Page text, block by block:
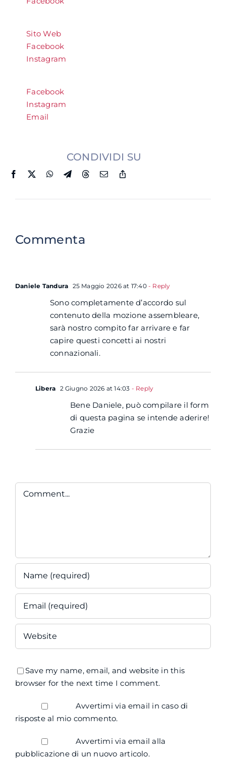
Sito Web
Facebook
Instagram
Facebook
Instagram
Email
CONDIVIDI SU
Commenta
Daniele Tandura 25 Maggio 2026 at 17:40- Reply
Sono completamente d’accordo sul
contenuto della mozione assembleare,
sarà nostro compito far arrivare e far
capire questi concetti ai nostri
connazionali.
Libera 2 Giugno 2026 at 14:03 - Reply
Bene Daniele, può compilare il form
di questa pagina se intende aderire!
Grazie
Save my name, email, and website in this
browser for the next time I comment.
Avvertimi via email in caso di
risposte al mio commento.
Avvertimi via email alla
pubblicazione di un nuovo articolo.